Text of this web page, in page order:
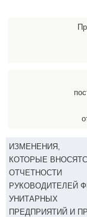
ИЗМЕНЕНИЯ,
КОТОРЫЕ
ОТЧЕТНОСТИ
РУКОВОДИТЕЛЕЙ
УНИТАРНЫХ
ПРЕДПРИЯТИЙ И